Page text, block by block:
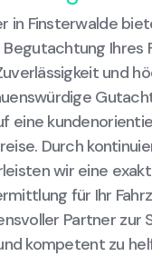
Finsterwalde
Ihres
und
eine
Durch
wir eine
für Ihr
Partner zur
kompetent zu